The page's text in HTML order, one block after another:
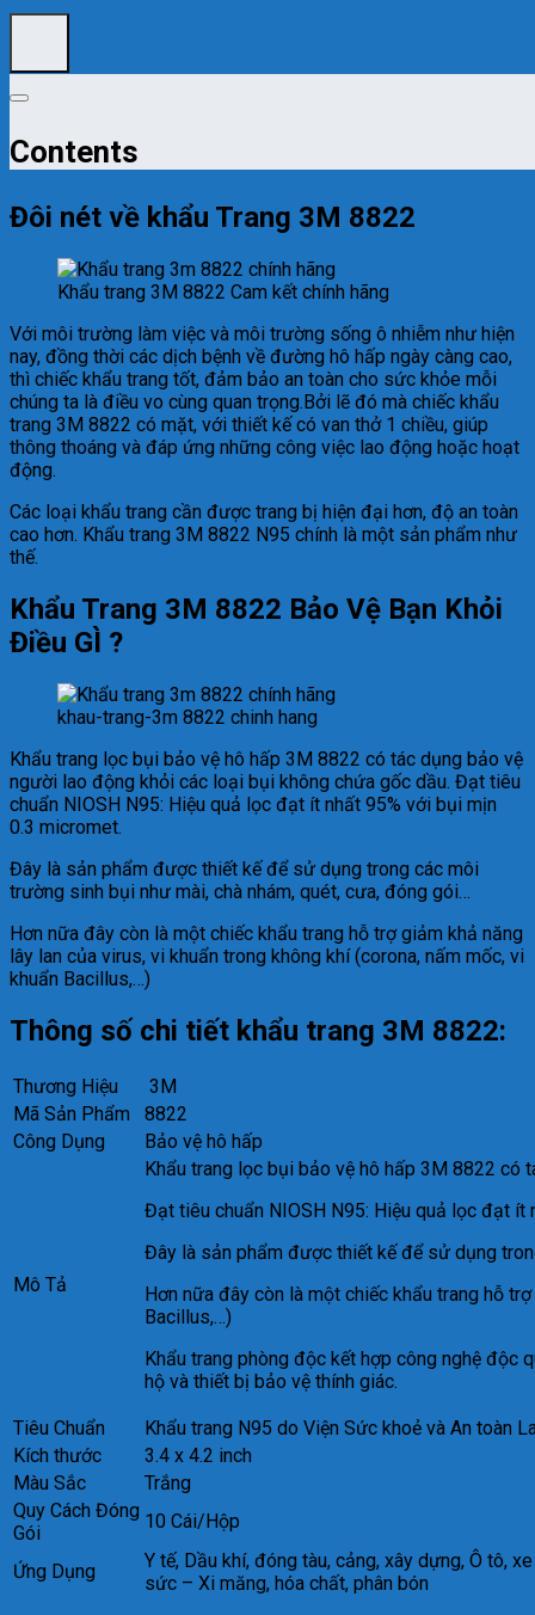
Contents
Đôi nét về khẩu Trang 3M 8822
Khẩu trang 3M 8822 Cam kết chính hãng
Với môi trường làm việc và môi trường sống ô nhiễm như hiện
nay, đồng thời các dịch bệnh về đường hô hấp ngày càng cao,
thì chiếc khẩu trang tốt, đảm bảo an toàn cho sức khỏe mỗi
chúng ta là điều vo cùng quan trọng.Bởi lẽ đó mà chiếc khẩu
trang 3M 8822 có mặt, với thiết kế có van thở 1 chiều, giúp
thông thoáng và đáp ứng những công việc lao động hoặc hoạt
động.
Các loại khẩu trang cần được trang bị hiện đại hơn, độ an toàn
cao hơn. Khẩu trang 3M 8822 N95 chính là một sản phẩm như
thế.
Khẩu Trang 3M 8822 Bảo Vệ Bạn Khỏi
Điều GÌ ?
khau-trang-3m 8822 chinh hang
Khẩu trang lọc bụi bảo vệ hô hấp 3M 8822 có tác dụng bảo vệ
người lao động khỏi các loại bụi không chứa gốc dầu. Đạt tiêu
chuẩn NIOSH N95: Hiệu quả lọc đạt ít nhất 95% với bụi mịn
0.3 micromet.
Đây là sản phẩm được thiết kế để sử dụng trong các môi
trường sinh bụi như mài, chà nhám, quét, cưa, đóng gói…
Hơn nữa đây còn là một chiếc khẩu trang hỗ trợ giảm khả năng
lây lan của virus, vi khuẩn trong không khí (corona, nấm mốc, vi
khuẩn Bacillus,…)
Thông số chi tiết khẩu trang 3M 8822:
Thương Hiệu
3M
Mã Sản Phẩm
8822
Công Dụng
Bảo vệ hô hấp
Mô Tả
Khẩu trang lọc bụi bảo vệ hô hấp 3M 8822 có
Đạt tiêu chuẩn NIOSH N95: Hiệu quả lọc đạt ít
Đây là sản phẩm được thiết kế để sử dụng
Hơn nữa đây còn là một chiếc khẩu trang hỗ
Bacillus,…)
Khẩu trang phòng độc kết hợp công nghệ độc
hộ và thiết bị bảo vệ thính giác.
Tiêu Chuẩn
Khẩu trang N95 do Viện Sức khoẻ và An toàn
Kích thước
3.4 x 4.2 inch
Màu Sắc
Trắng
Quy Cách Đóng
Gói
10 Cái/Hộp
Ứng Dụng
Y tế, Dầu khí, đóng tàu, cảng, xây dựng, Ô tô,
sức – Xi măng, hóa chất, phân bón